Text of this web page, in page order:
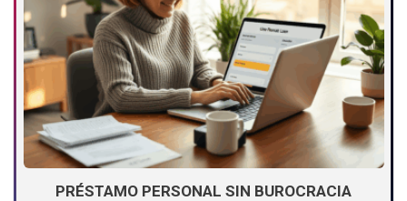
PRÉSTAMO PERSONAL SIN BUROCRACIA